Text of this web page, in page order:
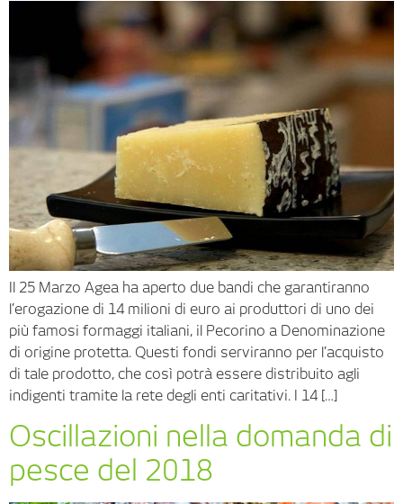
Il 25 Marzo Agea ha aperto due bandi che garantiranno
l’erogazione di 14 milioni di euro ai produttori di uno dei
più famosi formaggi italiani, il Pecorino a Denominazione
di origine protetta. Questi fondi serviranno per l’acquisto
di tale prodotto, che così potrà essere distribuito agli
indigenti tramite la rete degli enti caritativi. I 14 […]
Oscillazioni nella domanda di
pesce del 2018